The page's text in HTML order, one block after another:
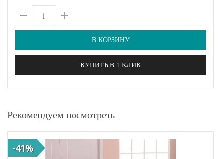
В КОРЗИНУ
КУПИТЬ В 1 КЛИК
Рекомендуем посмотреть
-41%